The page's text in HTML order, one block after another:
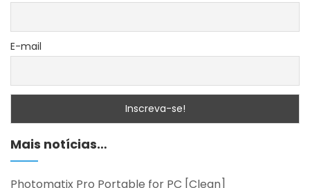
E-mail
Mais notícias…
Photomatix Pro Portable for PC [Clean]